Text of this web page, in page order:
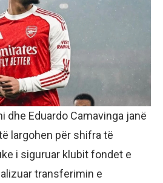
dhe Eduardo Camavinga janë
largohen për shifra të
i siguruar klubit fondet e
transferimin e